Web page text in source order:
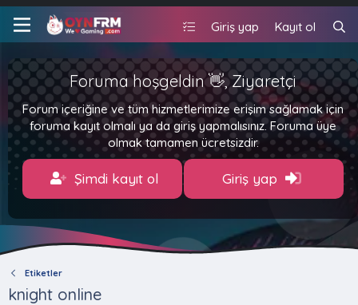
Giriş yap Kayıt ol
Foruma hoşgeldin 👋, Ziyaretçi
Forum içeriğine ve tüm hizmetlerimize erişim sağlamak için
foruma kayıt olmalı ya da giriş yapmalısınız. Foruma üye
olmak tamamen ücretsizdir.
Şimdi kayıt ol Giriş yap
Etiketler
knight online